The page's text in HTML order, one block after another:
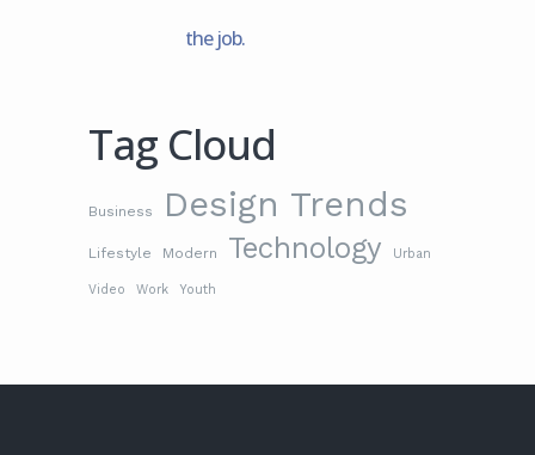
the job.
Tag Cloud
Business Design Trends
Lifestyle Modern Technology Urban
Video Work Youth